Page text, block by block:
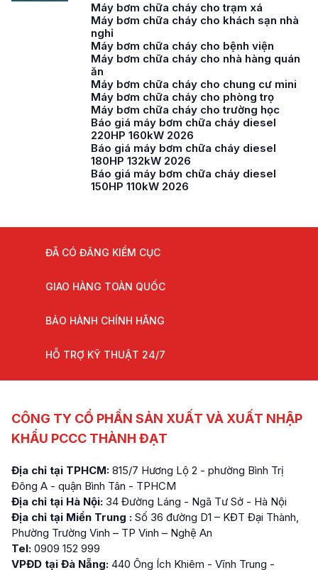
Máy bơm chữa cháy cho trạm xá
Máy bơm chữa cháy cho khách sạn nhà
nghỉ
Máy bơm chữa cháy cho bệnh viện
Máy bơm chữa cháy cho nhà hàng quán
ăn
Máy bơm chữa cháy cho chung cư mini
Máy bơm chữa cháy cho phòng trọ
Máy bơm chữa cháy cho trường học
Báo giá máy bơm chữa cháy diesel
220HP 160kW 2026
Báo giá máy bơm chữa cháy diesel
180HP 132kW 2026
Báo giá máy bơm chữa cháy diesel
150HP 110kW 2026
ĐÃ CÓ ĐĂNG KIỂM CỤC
GIAO HÀNG TOÀN QUỐC
BẢO HÀNH CHÍNH HÃNG
HỖ TRỢ KỸ THUẬT 24/7
CÔNG TY CỔ PHẦN SẢN XUẤT VÀ XUẤT NHẬP
KHẨU PCCC THÀNH ĐẠT
Địa chỉ tại TPHCM: 815/7 Hương Lộ 2 - phường Bình Trị
Đông A - quận Bình Tân - TPHCM
Địa chỉ tại Hà Nội: 34 Đường Láng - Ngã Tư Sở - Hà Nội
Địa chỉ tại Miền Trung : Số 36 đường D1 – KĐT Đại Thành,
Phường Trường Vinh – TP Vinh – Nghệ An
Tel: 0909 152 999
VPĐD tại Đà Nẵng: 440 Ông Ích Khiêm - Vĩnh Trung -